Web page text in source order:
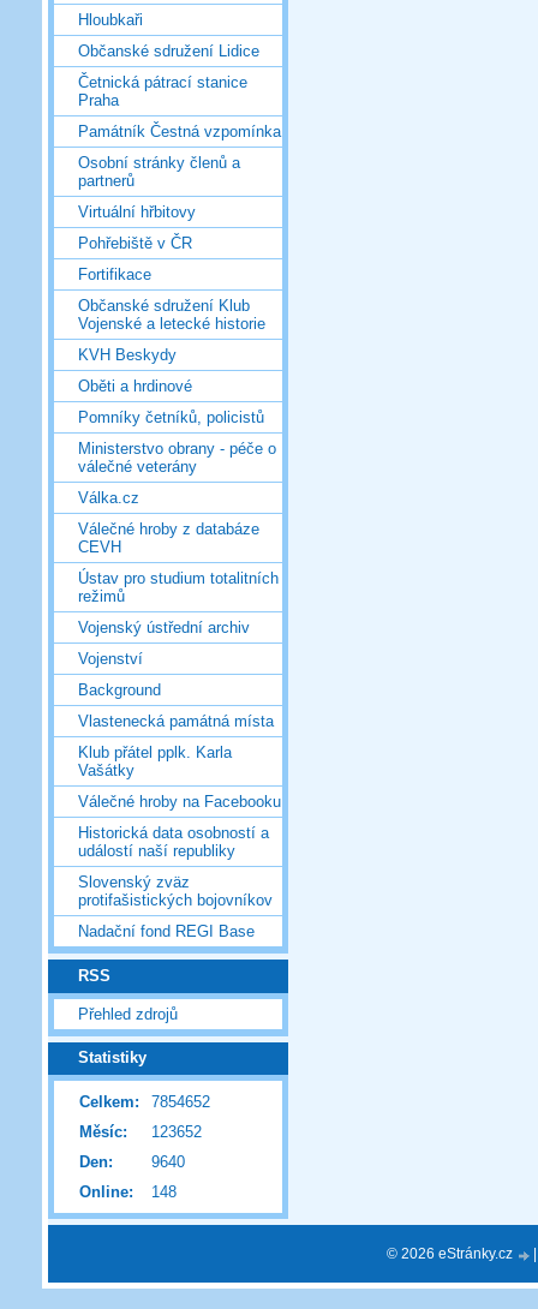
Hloubkaři
Občanské sdružení Lidice
Četnická pátrací stanice
Praha
Památník Čestná vzpomínka
Osobní stránky členů a
partnerů
Virtuální hřbitovy
Pohřebiště v ČR
Fortifikace
Občanské sdružení Klub
Vojenské a letecké historie
KVH Beskydy
Oběti a hrdinové
Pomníky četníků, policistů
Ministerstvo obrany - péče o
válečné veterány
Válka.cz
Válečné hroby z databáze
CEVH
Ústav pro studium totalitních
režimů
Vojenský ústřední archiv
Vojenství
Background
Vlastenecká památná místa
Klub přátel pplk. Karla
Vašátky
Válečné hroby na Facebooku
Historická data osobností a
událostí naší republiky
Slovenský zväz
protifašistických bojovníkov
Nadační fond REGI Base
RSS
Přehled zdrojů
Statistiky
Online: 148
Celkem:
7854652
Měsíc:
123652
Den:
9640
© 2026 eStránky.cz